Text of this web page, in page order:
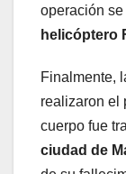
operación
helicóptero
Finalmente,
realizaron el
cuerpo fue
ciudad de